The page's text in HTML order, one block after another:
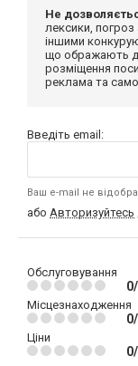
Не
лексики,
іншими
що ображають
розміщення
реклама та
Введіть email:
Ваш e-mail не
або Авторизуйтесь
Обслуговування
Місцезнаходження
Ціни